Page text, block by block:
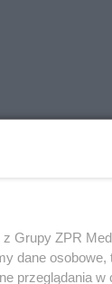
później
Grupy ZPR
dane osobowe,
przeglądania w